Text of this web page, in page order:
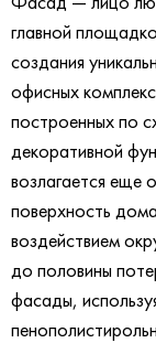
главной
создания
офисных
построенных по
декоративной
возлагается еще
поверхность
воздействием
до половины
фасады,